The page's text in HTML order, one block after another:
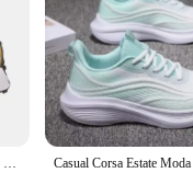
Scarpe da donna Forrest Gump da corsa alla moda e versatili, suola spessa, scarpe sportive casual ammortizzanti e resistenti all'usura